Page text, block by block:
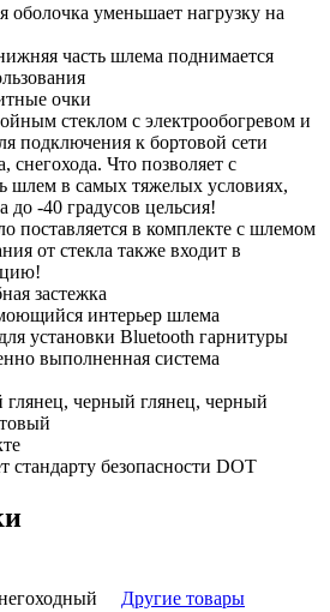
оболочка уменьшает нагрузку на
часть шлема поднимается
очки
стеклом с электрообогревом и
подключения к бортовой сети
снегохода. Что позволяет с
шлем в самых тяжелых условиях,
до -40 градусов цельсия!
поставляется в комплекте с шлемом
от стекла также входит в
застежка
интерьер шлема
установки Bluetooth гарнитуры
выполненная система
черный глянец, черный
стандарту безопасности DOT
Другие товары